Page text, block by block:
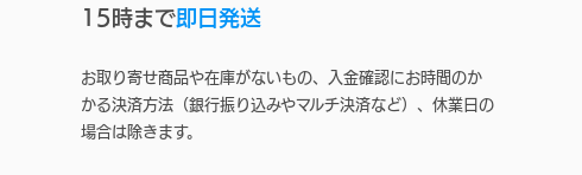
15時まで即日発送
お取り寄せ商品や在庫がないもの、入金確認にお時間のか
かる決済方法（銀行振り込みやマルチ決済など）、休業日の
場合は除きます。